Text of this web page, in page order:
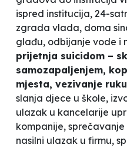
ispred institucija, 24-
zgrada vlada, doma
glađu, odbijanje vode i
prijetnja suicidom –
samozapaljenjem,
mjesta, vezivanje
slanja djece u škole,
ulazak u kancelarije
kompanije,
nasilni ulazak u firmu,